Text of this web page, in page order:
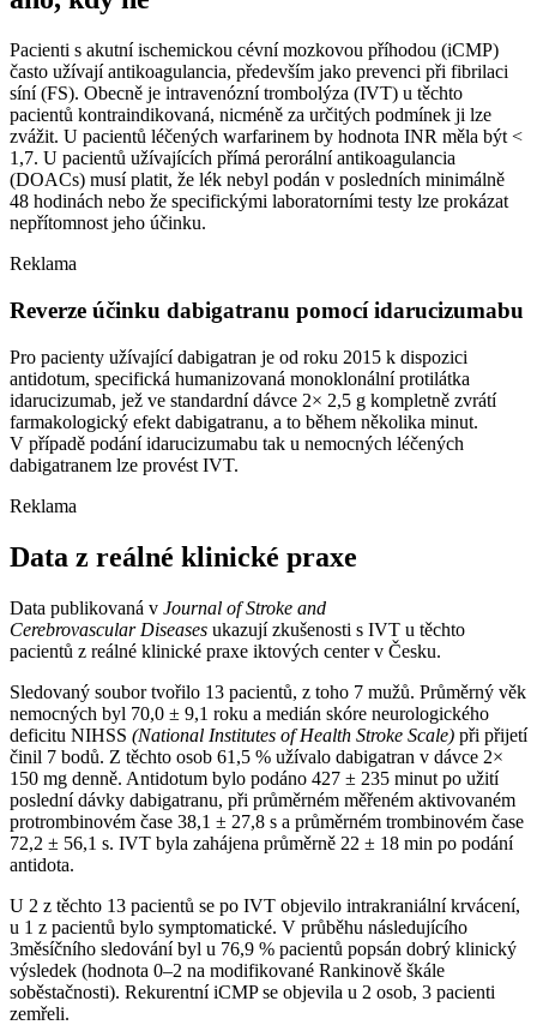
Pacienti s akutní ischemickou cévní mozkovou příhodou (iCMP)
často užívají antikoagulancia, především jako prevenci při fibrilaci
síní (FS). Obecně je intravenózní trombolýza (IVT) u těchto
pacientů kontraindikovaná, nicméně za určitých podmínek ji lze
zvážit. U pacientů léčených warfarinem by hodnota INR měla být <
1,7. U pacientů užívajících přímá perorální antikoagulancia
(DOACs) musí platit, že lék nebyl podán v posledních minimálně
48 hodinách nebo že specifickými laboratorními testy lze prokázat
nepřítomnost jeho účinku.
Reklama
Reverze účinku dabigatranu pomocí idarucizumabu
Pro pacienty užívající dabigatran je od roku 2015 k dispozici
antidotum, specifická humanizovaná monoklonální protilátka
idarucizumab, jež ve standardní dávce 2× 2,5 g kompletně zvrátí
farmakologický efekt dabigatranu, a to během několika minut.
V případě podání idarucizumabu tak u nemocných léčených
dabigatranem lze provést IVT.
Reklama
Data z reálné klinické praxe
Data publikovaná v Journal of Stroke and
Cerebrovascular Diseases ukazují zkušenosti s IVT u těchto
pacientů z reálné klinické praxe iktových center v Česku.
Sledovaný soubor tvořilo 13 pacientů, z toho 7 mužů. Průměrný věk
nemocných byl 70,0 ± 9,1 roku a medián skóre neurologického
deficitu NIHSS (National Institutes of Health Stroke Scale) při přijetí
činil 7 bodů. Z těchto osob 61,5 % užívalo dabigatran v dávce 2×
150 mg denně. Antidotum bylo podáno 427 ± 235 minut po užití
poslední dávky dabigatranu, při průměrném měřeném aktivovaném
protrombinovém čase 38,1 ± 27,8 s a průměrném trombinovém čase
72,2 ± 56,1 s. IVT byla zahájena průměrně 22 ± 18 min po podání
antidota.
U 2 z těchto 13 pacientů se po IVT objevilo intrakraniální krvácení,
u 1 z pacientů bylo symptomatické. V průběhu následujícího
3měsíčního sledování byl u 76,9 % pacientů popsán dobrý klinický
výsledek (hodnota 0–2 na modifikované Rankinově škále
soběstačnosti). Rekurentní iCMP se objevila u 2 osob, 3 pacienti
zemřeli.